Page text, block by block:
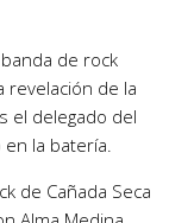
de rock
revelación de la
el delegado del
la batería.
de Cañada Seca